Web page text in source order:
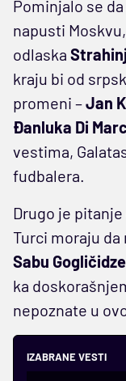
Pominjalo se
napusti
odlaska
kraju bi od
promeni –Jan
Đanluka Di
vestima,
fudbalera.
Drugo je
Turci moraju
Sabu
ka
nepoznate u
IZABRANE VESTI